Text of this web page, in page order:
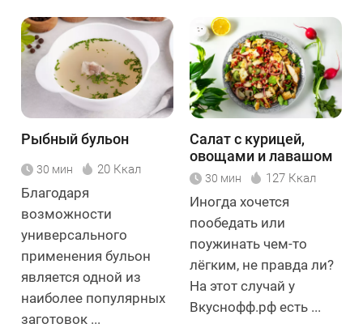
Рыбный бульон
30 мин 20 Ккал
Благодаря
возможности
универсального
применения бульон
является одной из
наиболее популярных
заготовок ...
Салат с курицей,
овощами и лавашом
30 мин 127 Ккал
Иногда хочется
пообедать или
поужинать чем-то
лёгким, не правда ли?
На этот случай у
Вкуснофф.рф есть ...